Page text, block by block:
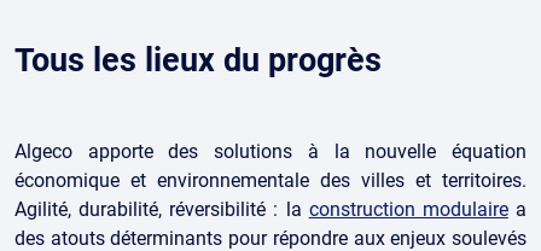
Tous les lieux du progrès
Algeco apporte des solutions à la nouvelle équation
économique et environnementale des villes et territoires.
Agilité, durabilité, réversibilité : la construction modulairea
des atouts déterminants pour répondre aux enjeux soulevés